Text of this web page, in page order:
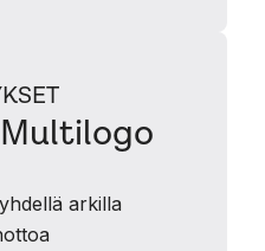
Multilogo
arkilla